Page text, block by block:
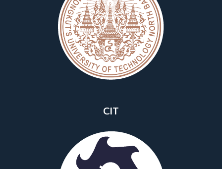
CIT